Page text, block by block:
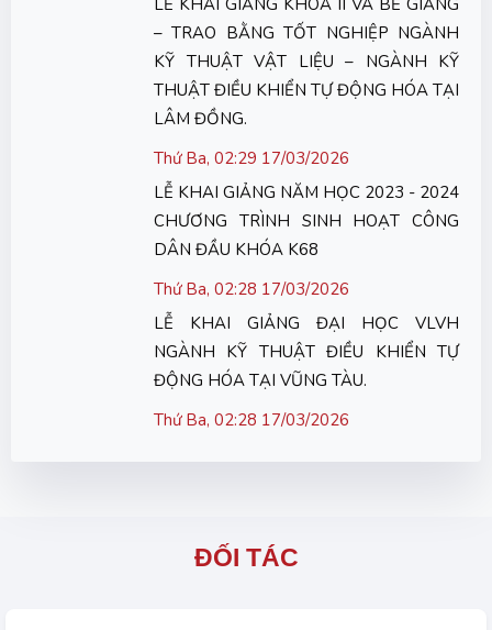
– TRAO BẰNG TỐT NGHIỆP NGÀNH
KỸ THUẬT VẬT LIỆU – NGÀNH KỸ
THUẬT ĐIỀU KHIỂN TỰ ĐỘNG HÓA TẠI
LÂM ĐỒNG.
Thứ Ba, 02:29 17/03/2026
LỄ KHAI GIẢNG NĂM HỌC 2023 - 2024
CHƯƠNG TRÌNH SINH HOẠT CÔNG
DÂN ĐẦU KHÓA K68
Thứ Ba, 02:28 17/03/2026
LỄ KHAI GIẢNG ĐẠI HỌC VLVH
NGÀNH KỸ THUẬT ĐIỀU KHIỂN TỰ
ĐỘNG HÓA TẠI VŨNG TÀU.
Thứ Ba, 02:28 17/03/2026
ĐỐI TÁC